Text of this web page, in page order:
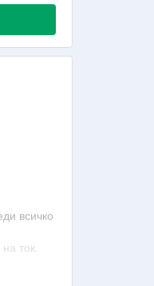
всичко
ток.